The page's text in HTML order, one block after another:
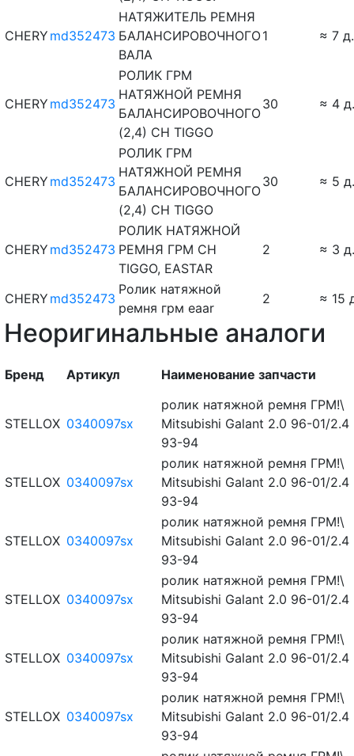
CHERY md352473
НАТЯЖИТЕЛЬ РЕМНЯ
БАЛАНСИРОВОЧНОГО
ВАЛА
1 ≈ 7 д.
CHERY md352473
РОЛИК ГРМ
НАТЯЖНОЙ РЕМНЯ
БАЛАНСИРОВОЧНОГО
(2,4) CH TIGGO
30 ≈ 4 д.
CHERY md352473
РОЛИК ГРМ
НАТЯЖНОЙ РЕМНЯ
БАЛАНСИРОВОЧНОГО
(2,4) CH TIGGO
30 ≈ 5 д.
CHERY md352473
РОЛИК НАТЯЖНОЙ
РЕМНЯ ГРМ CH
TIGGO, EASTAR
2 ≈ 3 д.
CHERY md352473
Ролик натяжной
ремня грм eaar
2 ≈ 15
Неоригинальные аналоги
Бренд Артикул Наименование запчасти
STELLOX 0340097sx
ролик натяжной ремня ГРМ!\
Mitsubishi Galant 2.0 96-01/2.4
93-94
STELLOX 0340097sx
ролик натяжной ремня ГРМ!\
Mitsubishi Galant 2.0 96-01/2.4
93-94
STELLOX 0340097sx
ролик натяжной ремня ГРМ!\
Mitsubishi Galant 2.0 96-01/2.4
93-94
STELLOX 0340097sx
ролик натяжной ремня ГРМ!\
Mitsubishi Galant 2.0 96-01/2.4
93-94
STELLOX 0340097sx
ролик натяжной ремня ГРМ!\
Mitsubishi Galant 2.0 96-01/2.4
93-94
STELLOX 0340097sx
ролик натяжной ремня ГРМ!\
Mitsubishi Galant 2.0 96-01/2.4
93-94